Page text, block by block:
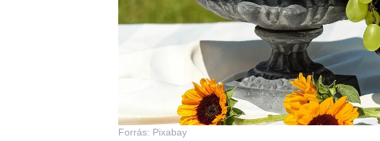
Forrás: Pixabay